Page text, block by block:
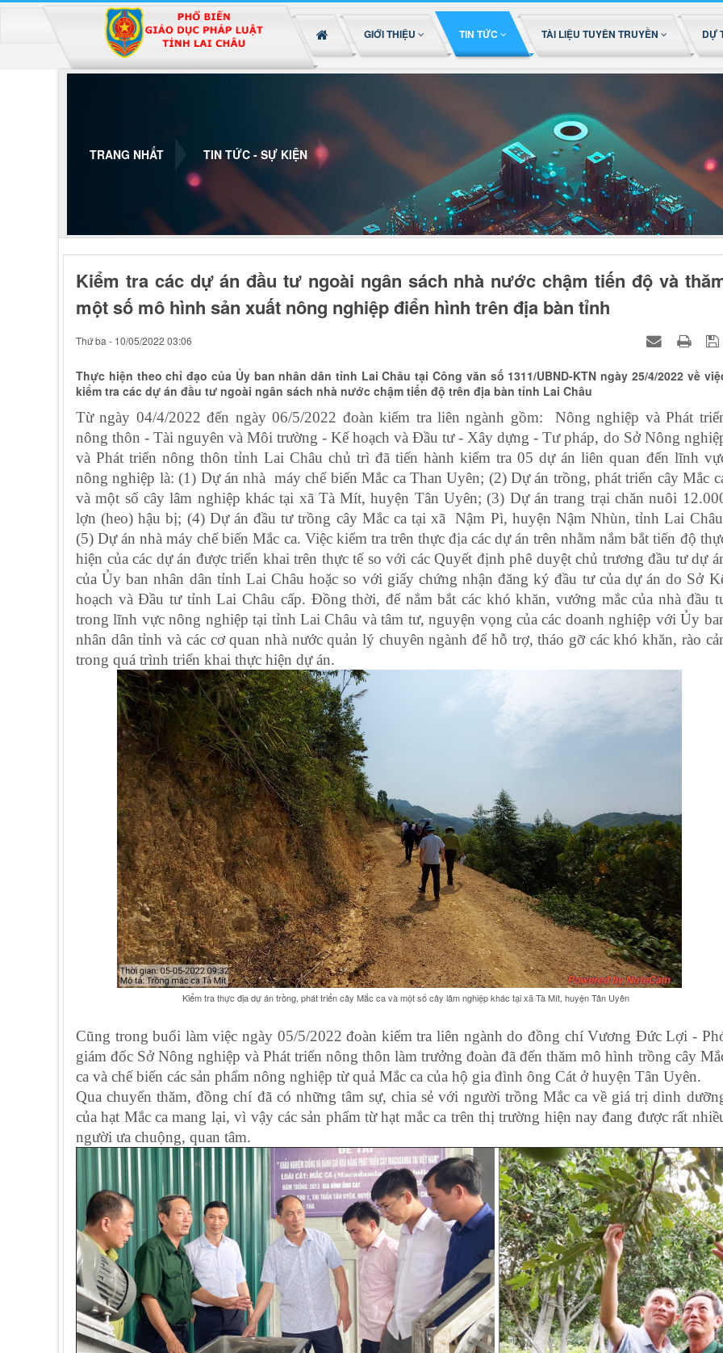
GIỚI THIỆU TIN TỨC TÀI LIỆU TUYÊN TRUYỀN DỰ
TRANG NHẤT TIN TỨC - SỰ KIỆN
Kiểm tra các dự án đầu tư ngoài ngân sách nhà nước chậm tiến độ và
một số mô hình sản xuất nông nghiệp điển hình trên địa bàn tỉnh
Thứ ba - 10/05/2022 03:06
Thực hiện theo chỉ đạo của Ủy ban nhân dân tỉnh Lai Châu tại Công văn số 1311/UBND-KTN ngày 25/4/2022 về
kiểm tra các dự án đầu tư ngoài ngân sách nhà nước chậm tiến độ trên địa bàn tỉnh Lai Châu
Từ ngày 04/4/2022 đến ngày 06/5/2022 đoàn kiểm tra liên ngành gồm: Nông nghiệp và Phát
nông thôn - Tài nguyên và Môi trường - Kế hoạch và Đầu tư - Xây dựng - Tư pháp, do Sở Nông
và Phát triển nông thôn tỉnh Lai Châu chủ trì đã tiến hành kiểm tra 05 dự án liên quan đến lĩnh
nông nghiệp là: (1) Dự án nhà máy chế biến Mắc ca Than Uyên; (2) Dự án trồng, phát triển cây Mắc
và một số cây lâm nghiệp khác tại xã Tà Mít, huyện Tân Uyên; (3) Dự án trang trại chăn nuôi
lợn (heo) hậu bị; (4)Dự án đầu tư trồng cây Mắc ca tại xã Nậm Pì, huyện Nậm Nhùn, tỉnh Lai
(5)Dự án nhà máy chế biến Mắc ca. Việc kiểm tra trên thực địa các dự án trên nhằm nắm bắt tiến độ
hiện của các dự án được triển khai trên thực tế so với các Quyết định phê duyệt chủ trương đầu tư dự
của Ủy ban nhân dân tỉnh Lai Châu hoặc so với giấy chứng nhận đăng ký đầu tư của dự án do Sở
hoạch và Đầu tư tỉnh Lai Châu cấp. Đồng thời, để nắm bắt các khó khăn, vướng mắc của nhà đầu
trong lĩnh vực nông nghiệp tại tỉnh Lai Châu và tâm tư, nguyện vọng của các doanh nghiệp với Ủy
nhân dân tỉnh và các cơ quan nhà nước quản lý chuyên ngành để hỗ trợ, tháo gỡ các khó khăn, rào
trong quá trình triển khai thực hiện dự án.
Kiểm tra thực địa dự án trồng, phát triển cây Mắc ca và một số cây lâm nghiệp khác tại xã Tà Mít, huyện Tân Uyên
Cũng trong buổi làm việc ngày 05/5/2022 đoàn kiểm tra liên ngành do đồng chí Vương Đức Lợi -
giám đốc Sở Nông nghiệp và Phát triển nông thôn làm trưởng đoàn đã đến thăm mô hình trồng cây
ca và chế biến các sản phẩm nông nghiệp từ quả Mắc ca của hộ gia đình ông Cát ở huyện Tân Uyên.
Qua chuyến thăm, đồng chí đã có những tâm sự, chia sẻ với người trồng Mắc ca về giá trị dinh
của hạt Mắc ca mang lại, vì vậy các sản phẩm từ hạt mắc ca trên thị trường hiện nay đang được rất
người ưa chuộng, quan tâm.
Đã kết nối EMC